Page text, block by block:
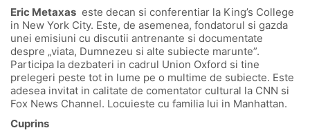
Eric Metaxas este decan si conferentiar la King’s College
in New York City. Este, de asemenea, fondatorul si gazda
unei emisiuni cu discutii antrenante si documentate
despre „viata, Dumnezeu si alte subiecte marunte”.
Participa la dezbateri in cadrul Union Oxford si tine
prelegeri peste tot in lume pe o multime de subiecte. Este
adesea invitat in calitate de comentator cultural la CNN si
Fox News Channel. Locuieste cu familia lui in Manhattan.
Cuprins